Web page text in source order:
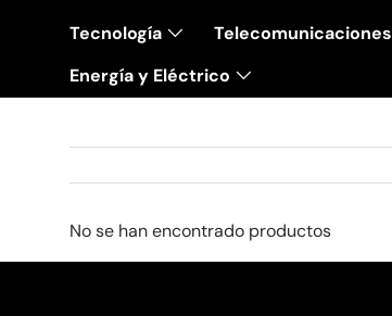
Tecnología Telecomunicaciones
Energía y Eléctrico
No se han encontrado productos